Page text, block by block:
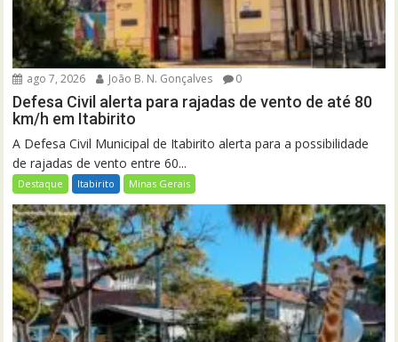
ago 7, 2026 João B. N. Gonçalves 0
Defesa Civil alerta para rajadas de vento de até 80
km/h em Itabirito
A Defesa Civil Municipal de Itabirito alerta para a possibilidade
de rajadas de vento entre 60...
Destaque Itabirito Minas Gerais